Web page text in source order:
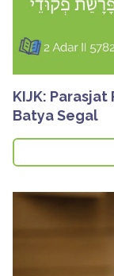
KIJK:
Batya Segal